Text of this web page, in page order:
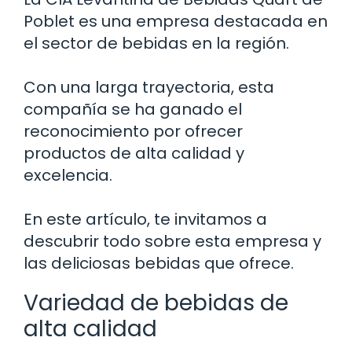
Poblet es una empresa destacada en
el sector de bebidas en la región.
Con una larga trayectoria, esta
compañía se ha ganado el
reconocimiento por ofrecer
productos de alta calidad y
excelencia.
En este artículo, te invitamos a
descubrir todo sobre esta empresa y
las deliciosas bebidas que ofrece.
Variedad de bebidas de
alta calidad